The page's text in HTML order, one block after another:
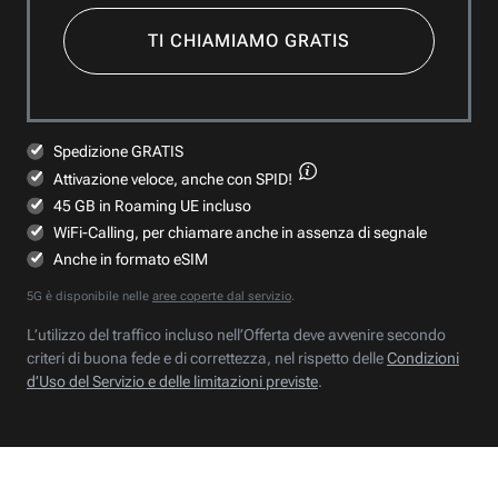
TI CHIAMIAMO GRATIS
Spedizione GRATIS
Attivazione veloce, anche con SPID!
45 GB in Roaming UE incluso
WiFi-Calling, per chiamare anche in assenza di segnale
Anche in formato eSIM
5G è disponibile nelle aree coperte dal servizio.
L’utilizzo del traffico incluso nell’Offerta deve avvenire secondo
criteri di buona fede e di correttezza, nel rispetto delleCondizioni
d’Uso del Servizio e delle limitazioni previste.